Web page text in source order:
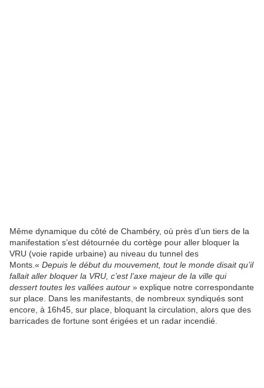
Même dynamique du côté de Chambéry, où près d’un tiers de la
manifestation s’est détournée du cortège pour aller bloquer la
VRU (voie rapide urbaine) au niveau du tunnel des
Monts.« Depuis le début du mouvement, tout le monde disait qu’il
fallait aller bloquer la VRU, c’est l’axe majeur de la ville qui
dessert toutes les vallées autour » explique notre correspondante
sur place. Dans les manifestants, de nombreux syndiqués sont
encore, à 16h45, sur place, bloquant la circulation, alors que des
barricades de fortune sont érigées et un radar incendié.